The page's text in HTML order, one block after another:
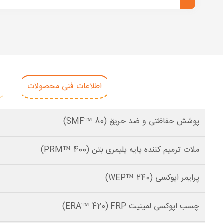
اطلاعات فنی محصولات
پوشش حفاظتی و ضد حریق (80 ™SMF)
ملات ترمیم کننده پایه پلیمری بتن (PRM™ 400)
پرایمر اپوکسی (240 ™WEP)
چسب اپوکسی لمینیت ERA™ 420) FRP)